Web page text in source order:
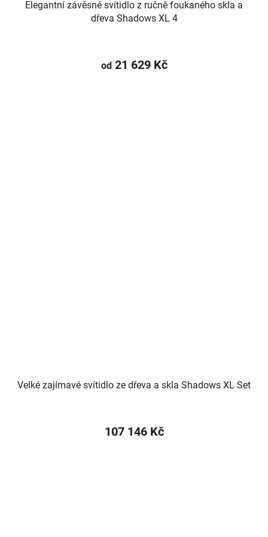
Elegantní závěsné svítidlo z ručně foukaného skla a
dřeva Shadows XL 4
od21 629 Kč
Velké zajímavé svítidlo ze dřeva a skla Shadows XL Set
107 146 Kč